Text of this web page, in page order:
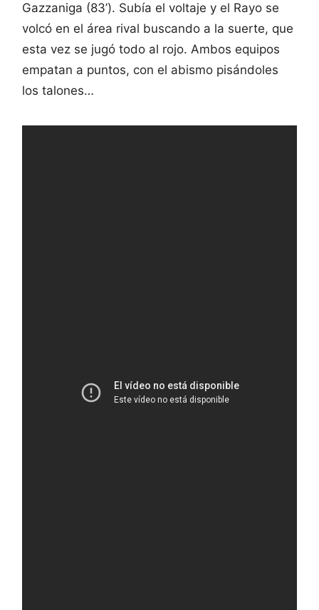
Gazzaniga (83’). Subía el voltaje y el Rayo se
volcó en el área rival buscando a la suerte, que
esta vez se jugó todo al rojo. Ambos equipos
empatan a puntos, con el abismo pisándoles
los talones…